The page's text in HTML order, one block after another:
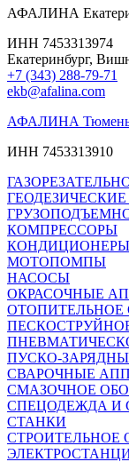
АФАЛИНА
ИНН 7453313974
Екатеринбург,
+7 (343) 288-79-71
ekb@afalina.com
АФАЛИНА
ИНН 7453313910
КОМПРЕССОРЫ
КОНДИЦИОНЕРЫ
МОТОПОМПЫ
НАСОСЫ
ОКРАСОЧНЫЕ
ОТОПИТЕЛЬНОЕ
ПУСКО-
СВАРОЧНЫЕ
СМАЗОЧНОЕ
СПЕЦОДЕЖДА И
СТАНКИ
СТРОИТЕЛЬНОЕ